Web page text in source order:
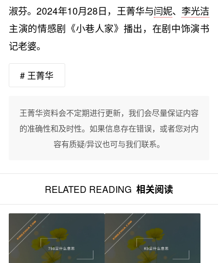
淑芬。2024年10月28日，王菁华与闫妮、 李光洁
主演的情感剧《小巷人家》播出，在剧中饰演书
记老婆。
# 王菁华
王菁华资料会不定期进行更新，我们会尽量保证内容
的准确性和及时性。如果信息存在错误，或者您对内
容有质疑/异议也可与我们联系。
RELATED READING 相关阅读